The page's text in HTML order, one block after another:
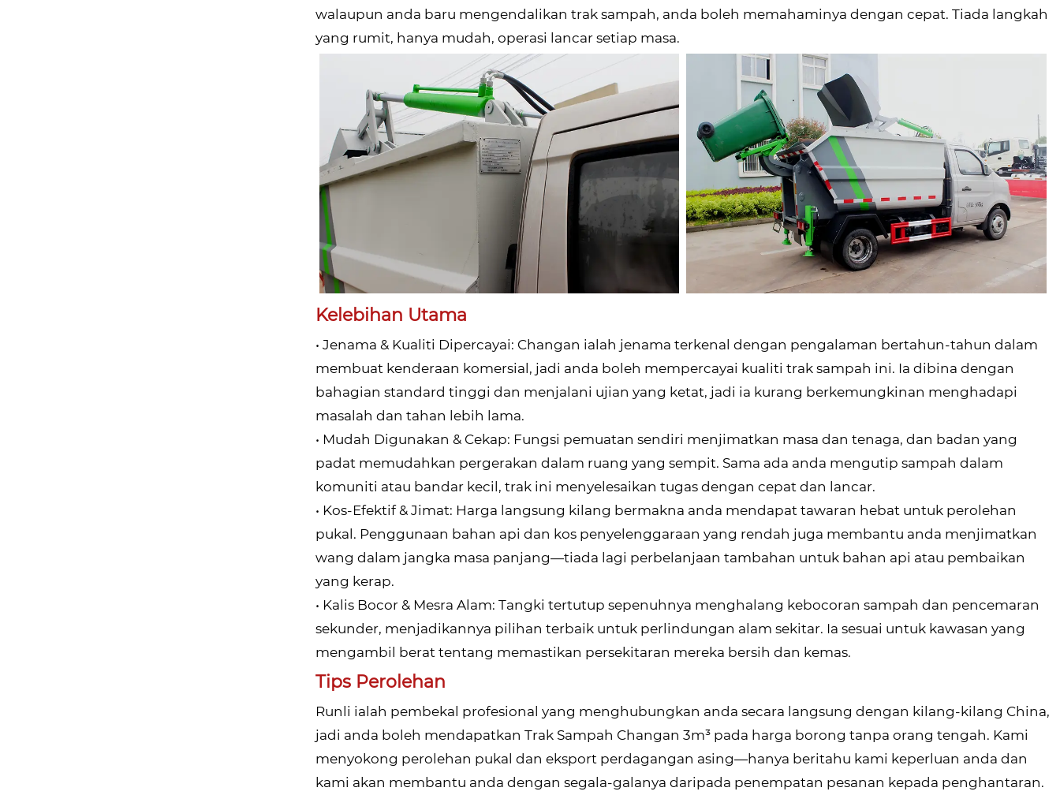
walaupun anda baru mengendalikan trak sampah, anda boleh memahaminya dengan cepat. Tiada langkah
yang rumit, hanya mudah, operasi lancar setiap masa.
Kelebihan Utama
• Jenama & Kualiti Dipercayai: Changan ialah jenama terkenal dengan pengalaman bertahun-tahun dalam
membuat kenderaan komersial, jadi anda boleh mempercayai kualiti trak sampah ini. Ia dibina dengan
bahagian standard tinggi dan menjalani ujian yang ketat, jadi ia kurang berkemungkinan menghadapi
masalah dan tahan lebih lama.
• Mudah Digunakan & Cekap: Fungsi pemuatan sendiri menjimatkan masa dan tenaga, dan badan yang
padat memudahkan pergerakan dalam ruang yang sempit. Sama ada anda mengutip sampah dalam
komuniti atau bandar kecil, trak ini menyelesaikan tugas dengan cepat dan lancar.
• Kos-Efektif & Jimat: Harga langsung kilang bermakna anda mendapat tawaran hebat untuk perolehan
pukal. Penggunaan bahan api dan kos penyelenggaraan yang rendah juga membantu anda menjimatkan
wang dalam jangka masa panjang—tiada lagi perbelanjaan tambahan untuk bahan api atau pembaikan
yang kerap.
• Kalis Bocor & Mesra Alam: Tangki tertutup sepenuhnya menghalang kebocoran sampah dan pencemaran
sekunder, menjadikannya pilihan terbaik untuk perlindungan alam sekitar. Ia sesuai untuk kawasan yang
mengambil berat tentang memastikan persekitaran mereka bersih dan kemas.
Tips Perolehan
Runli ialah pembekal profesional yang menghubungkan anda secara langsung dengan kilang-kilang China,
jadi anda boleh mendapatkan Trak Sampah Changan 3m³ pada harga borong tanpa orang tengah. Kami
menyokong perolehan pukal dan eksport perdagangan asing—hanya beritahu kami keperluan anda dan
kami akan membantu anda dengan segala-galanya daripada penempatan pesanan kepada penghantaran.